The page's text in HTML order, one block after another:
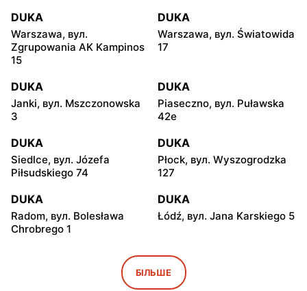
DUKA
Warszawa, вул.
Zgrupowania AK Kampinos
15
DUKA
Warszawa, вул. Światowida
17
DUKA
Janki, вул. Mszczonowska
3
DUKA
Piaseczno, вул. Puławska
42e
DUKA
Siedlce, вул. Józefa
Piłsudskiego 74
DUKA
Płock, вул. Wyszogrodzka
127
DUKA
Radom, вул. Bolesława
Chrobrego 1
DUKA
Łódź, вул. Jana Karskiego 5
Kielce, вул. Świętokrzyska
DUKA
Lublin al. Unii Lubelskiej 2
БІЛЬШЕ